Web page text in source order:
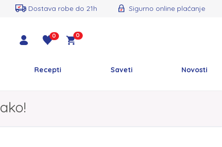
Dostava robe do 21h Sigurno online plaćanje
0 0
Recepti Saveti Novosti